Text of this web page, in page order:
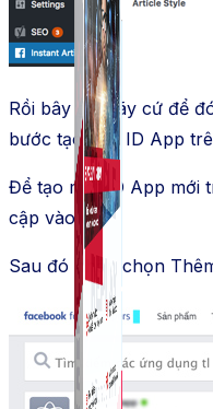
Rồi bây giờ hãy cứ để
bước tạo một ID App
Để tạo một ID App mới
cập vào đây
Sau đó nhấp chọn